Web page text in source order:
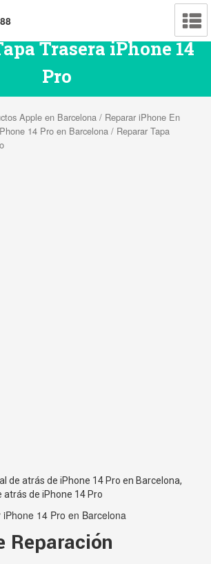
Trasera iPhone 14
Pro
Apple en Barcelona / Reparar iPhone En
14 Pro en Barcelona / Reparar Tapa
de atrás de iPhone 14 Pro en Barcelona,
atrás de iPhone 14 Pro
iPhone 14 Pro en Barcelona
Reparación